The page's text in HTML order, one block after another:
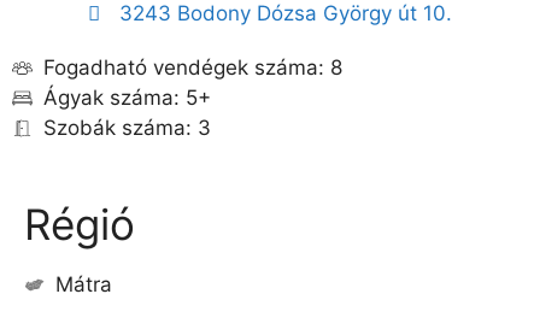
3243 Bodony Dózsa György út 10.
Fogadható vendégek száma: 8
Ágyak száma: 5+
Szobák száma: 3
Régió
Mátra